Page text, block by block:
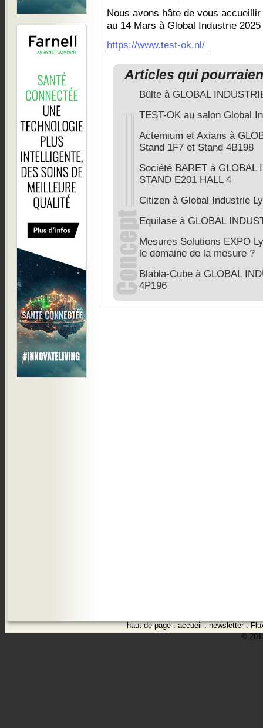
Nous avons hâte de vous
au 14 Mars à Global Industrie 2025
https://www.test-ok.nl/
Articles qui
Bülte à GLOBAL
TEST-OK au salon Global
Actemium et Axians à
Stand 1F7 et Stand 4B198
Société BARET à GLOBAL
STAND E201 HALL 4
Citizen à Global Industrie
Equilase à GLOBAL
Mesures Solutions EXPO
le domaine de la mesure ?
Blabla-Cube à GLOBAL
4P196
haut de page.accueil.newsletter.
©